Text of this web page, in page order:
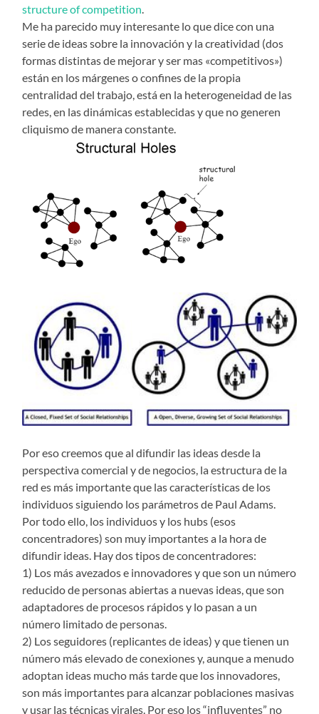
structure of competition.
Me ha parecido muy interesante lo que dice con una
serie de ideas sobre la innovación y la creatividad (dos
formas distintas de mejorar y ser mas «competitivos»)
están en los márgenes o confines de la propia
centralidad del trabajo, está en la heterogeneidad de las
redes, en las dinámicas establecidas y que no generen
cliquismo de manera constante.
Por eso creemos que al difundir las ideas desde la
perspectiva comercial y de negocios, la estructura de la
red es más importante que las características de los
individuos siguiendo los parámetros de Paul Adams.
Por todo ello, los individuos y los hubs (esos
concentradores) son muy importantes a la hora de
difundir ideas. Hay dos tipos de concentradores:
1) Los más avezados e innovadores y que son un número
reducido de personas abiertas a nuevas ideas, que son
adaptadores de procesos rápidos y lo pasan a un
número limitado de personas.
2) Los seguidores (replicantes de ideas) y que tienen un
número más elevado de conexiones y, aunque a menudo
adoptan ideas mucho más tarde que los innovadores,
son más importantes para alcanzar poblaciones masivas
y usar las técnicas virales. Por eso los “influyentes” no